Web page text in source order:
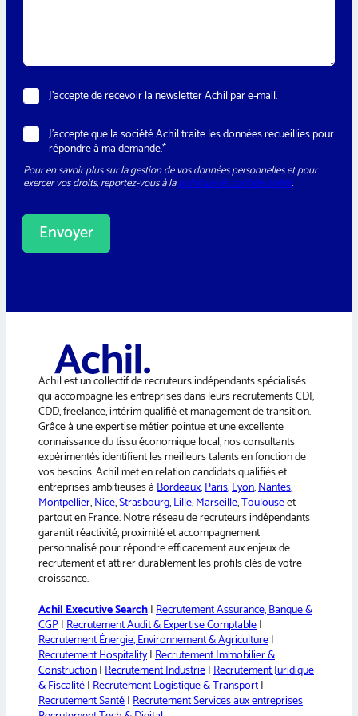
N
e
w
s
e
t
t
r
J’accepte de recevoir la newsletter Achil par e-mail.
R
G
D
*
J’accepte que la société Achil traite les données recueillies pour
répondre à ma demande.*
Pour en savoir plus sur la gestion de vos données personnelles et pour
exercer vos droits, reportez-vous à lapolitique de confidentialité.
Envoyer
e
Achil est un collectif de recruteurs indépendants spécialisés
qui accompagne les entreprises dans leurs recrutements CDI,
CDD, freelance, intérim qualifié et management de transition.
Grâce à une expertise métier pointue et une excellente
connaissance du tissu économique local, nos consultants
expérimentés identifient les meilleurs talents en fonction de
vos besoins. Achil met en relation candidats qualifiés et
entreprises ambitieuses àBordeaux,Paris,Lyon,Nantes,
Montpellier,Nice,Strasbourg,Lille,Marseille,Toulouseet
partout en France. Notre réseau de recruteurs indépendants
garantit réactivité, proximité et accompagnement
personnalisé pour répondre efficacement aux enjeux de
recrutement et attirer durablement les profils clés de votre
croissance.
Achil Executive Search|Recrutement Assurance, Banque &
CGP|Recrutement Audit & Expertise Comptable|
Recrutement Énergie, Environnement & Agriculture|
Recrutement Hospitality|Recrutement Immobilier &
Construction|Recrutement Industrie|Recrutement Juridique
& Fiscalité|Recrutement Logistique & Transport|
Recrutement Santé|Recrutement Services aux entreprises